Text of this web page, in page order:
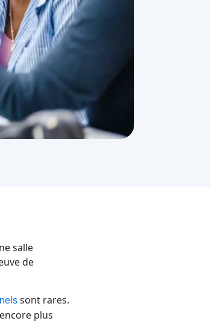
salle
de
sont rares.
plus